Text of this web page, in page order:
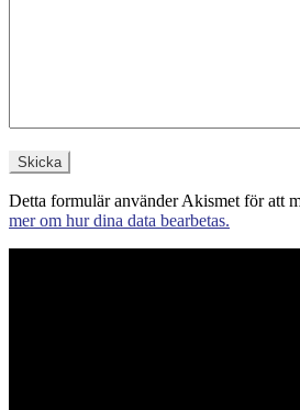
Detta formulär använder Akismet för att
mer om hur dina data bearbetas.